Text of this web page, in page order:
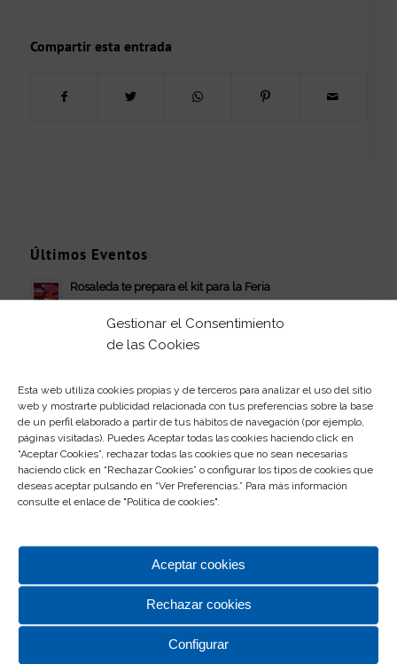
Gestionar el Consentimiento
de las Cookies
Esta web utiliza cookies propias y de terceros para analizar el uso del sitio
web y mostrarte publicidad relacionada con tus preferencias sobre la base
de un perfil elaborado a partir de tus hábitos de navegación (por ejemplo,
páginas visitadas). Puedes Aceptar todas las cookies haciendo click en
“Aceptar Cookies”, rechazar todas las cookies que no sean necesarias
haciendo click en “Rechazar Cookies” o configurar los tipos de cookies que
deseas aceptar pulsando en “Ver Preferencias.” Para más información
consulte el enlace de "Política de cookies".
Aceptar cookies
Rechazar cookies
Configurar
Compartir esta entrada
Últimos Eventos
Rosaleda te prepara el kit para la Feria
03/08/2026
03/08/2026
¡Conoce a Chase en CC Rosaleda!
29/07/2026
Verano Disfrutón: Bingo musical
10/07/2026
08/07/2026
Verano Disfrutón: jueves de juerga
Participa en el II Concurso de Abanicos